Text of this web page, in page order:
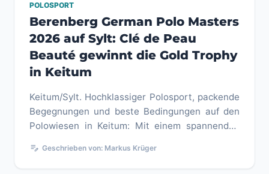
POLOSPORT
Berenberg German Polo Masters
2026 auf Sylt: Clé de Peau
Beauté gewinnt die Gold Trophy
in Keitum
Keitum/Sylt. Hochklassiger Polosport, packende
Begegnungen und beste Bedingungen auf den
Polowiesen in Keitum: Mit einem spannenden
edit_note Geschrieben von: Markus Krüger